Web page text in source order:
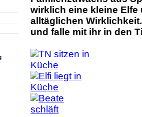
wirklich eine kleine Elfe
alltäglichen
und falle mit ihr in den